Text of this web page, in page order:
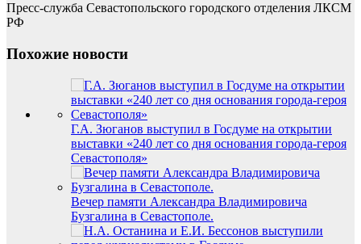
Пресс-служба Севастопольского городского отделения ЛКСМ
РФ
Похожие новости
Г.А. Зюганов выступил в Госдуме на открытии
выставки «240 лет со дня основания города-героя
Севастополя»
Вечер памяти Александра Владимировича
Бузгалина в Севастополе.